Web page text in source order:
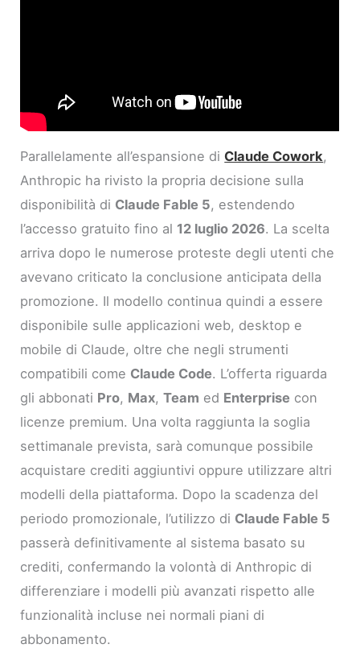
Parallelamente all’espansione diClaude Cowork,
Anthropic ha rivisto la propria decisione sulla
disponibilità di Claude Fable 5, estendendo
l’accesso gratuito fino al 12 luglio 2026. La scelta
arriva dopo le numerose proteste degli utenti che
avevano criticato la conclusione anticipata della
promozione. Il modello continua quindi a essere
disponibile sulle applicazioni web, desktop e
mobile di Claude, oltre che negli strumenti
compatibili come Claude Code. L’offerta riguarda
gli abbonati Pro, Max,Team ed Enterprise con
licenze premium. Una volta raggiunta la soglia
settimanale prevista, sarà comunque possibile
acquistare crediti aggiuntivi oppure utilizzare altri
modelli della piattaforma. Dopo la scadenza del
periodo promozionale, l’utilizzo di Claude Fable 5
passerà definitivamente al sistema basato su
crediti, confermando la volontà di Anthropic di
differenziare i modelli più avanzati rispetto alle
funzionalità incluse nei normali piani di
abbonamento.